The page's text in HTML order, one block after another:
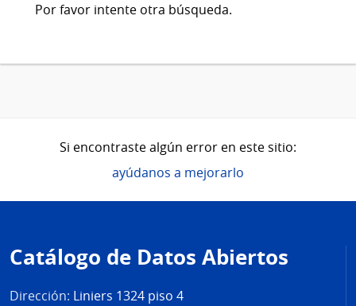
Por favor intente otra búsqueda.
Si encontraste algún error en este sitio:
ayúdanos a mejorarlo
de
página
Catálogo de Datos Abiertos
Dirección: Liniers 1324 piso 4